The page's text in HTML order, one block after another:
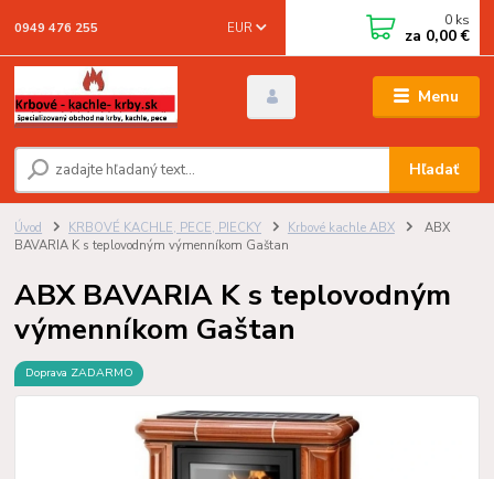
Menu
EUR
Hľadať
0949 476 255 0 ks
za 0,00 €
Úvod KRBOVÉ KACHLE, PECE, PIECKY Krbové kachle ABX
ABX
BAVARIA K s teplovodným výmenníkom Gaštan
ABX BAVARIA K s teplovodným
výmenníkom Gaštan
Doprava ZADARMO